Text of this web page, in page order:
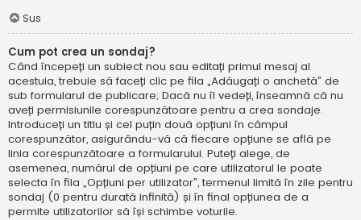
Sus
Cum pot crea un sondaj?
Când începeți un subiect nou sau editați primul mesaj al
acestuia, trebuie să faceți clic pe fila „Adăugați o anchetă” de
sub formularul de publicare; Dacă nu îl vedeți, înseamnă că nu
aveți permisiunile corespunzătoare pentru a crea sondaje.
Introduceți un titlu și cel puțin două opțiuni în câmpul
corespunzător, asigurându-vă că fiecare opțiune se află pe
linia corespunzătoare a formularului. Puteți alege, de
asemenea, numărul de opțiuni pe care utilizatorul le poate
selecta în fila „Opțiuni per utilizator”, termenul limită în zile pentru
sondaj (0 pentru durată infinită) și în final opțiunea de a
permite utilizatorilor să își schimbe voturile.